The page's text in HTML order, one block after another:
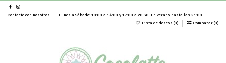
Contacte con nosotros
Lunes a Sábado: 10:00 a 14:00 y 17:00 a 20.30. En verano hasta las 21:00
Lista de deseos (0) Comparar (0)